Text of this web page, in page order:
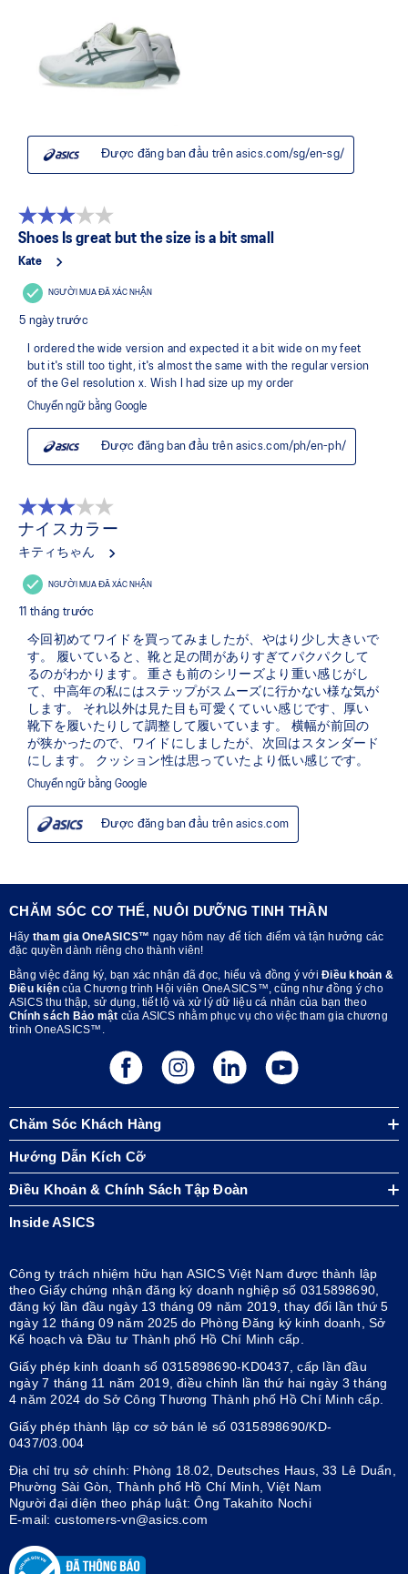
CHĂM SÓC CƠ THỂ, NUÔI DƯỠNG TINH THẦN
Hãy tham gia OneASICS™ ngay hôm nay để tích điểm và tận hưởng các
đặc quyền dành riêng cho thành viên!
Bằng việc đăng ký, bạn xác nhận đã đọc, hiểu và đồng ý với Điều khoản &
Điều kiện của Chương trình Hội viên OneASICS™, cũng như đồng ý cho
ASICS thu thập, sử dụng, tiết lộ và xử lý dữ liệu cá nhân của bạn theo
Chính sách Bảo mật của ASICS nhằm phục vụ cho việc tham gia chương
trình OneASICS™.
Chăm Sóc Khách Hàng
Hướng Dẫn Kích Cỡ
Điều Khoản & Chính Sách Tập Đoàn
Inside ASICS
Công ty trách nhiệm hữu hạn ASICS Việt Nam được thành lập
theo Giấy chứng nhận đăng ký doanh nghiệp số 0315898690,
đăng ký lần đầu ngày 13 tháng 09 năm 2019, thay đổi lần thứ 5
ngày 12 tháng 09 năm 2025 do Phòng Đăng ký kinh doanh, Sở
Kế hoạch và Đầu tư Thành phố Hồ Chí Minh cấp.
Giấy phép kinh doanh số 0315898690-KD0437, cấp lần đầu
ngày 7 tháng 11 năm 2019, điều chỉnh lần thứ hai ngày 3 tháng
4 năm 2024 do Sở Công Thương Thành phố Hồ Chí Minh cấp.
Giấy phép thành lập cơ sở bán lẻ số 0315898690/KD-
0437/03.004
Địa chỉ trụ sở chính: Phòng 18.02, Deutsches Haus, 33 Lê Duẩn,
Phường Sài Gòn, Thành phố Hồ Chí Minh, Việt Nam
Người đại diện theo pháp luật: Ông Takahito Nochi
E-mail: customers-vn@asics.com